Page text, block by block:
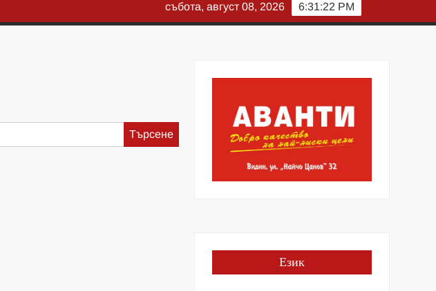
6:31:23 PM
събота, август 08, 2026
Търсене
за:
Език